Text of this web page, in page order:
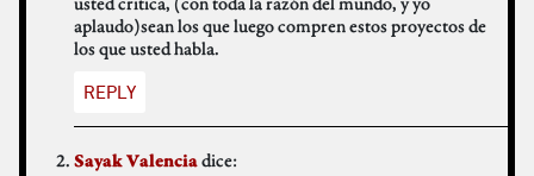
aplaudo)sean los que luego compren estos proyectos de
los que usted habla.
REPLY
Sayak Valenciadice: